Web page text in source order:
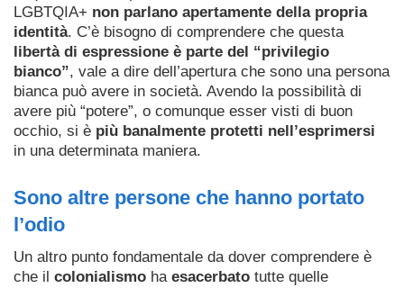
LGBTQIA+ non parlano apertamente della propria
identità. C’è bisogno di comprendere che questa
libertà di espressione è parte del “privilegio
bianco”, vale a dire dell’apertura che sono una persona
bianca può avere in società. Avendo la possibilità di
avere più “potere”, o comunque esser visti di buon
occhio, si è più banalmente protetti nell’esprimersi
in una determinata maniera.
Sono altre persone che hanno portato
l’odio
Un altro punto fondamentale da dover comprendere è
che il colonialismo ha esacerbato tutte quelle